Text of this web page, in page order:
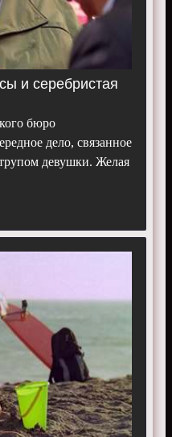
и серебристая
бюро
дело, связанное
девушки. Желая